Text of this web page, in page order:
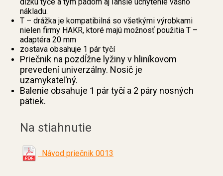
dĺžku tyče a tým pádom aj ľahšie uchytenie vášho
nákladu.
T – drážka je kompatibilná so všetkými výrobkami
nielen firmy HAKR, ktoré majú možnosť použitia T –
adaptéra 20 mm
zostava obsahuje 1 pár tyčí
Priečnik na pozdĺžne lyžiny v hliníkovom
prevedení univerzálny. Nosič je
uzamykateľný.
Balenie obsahuje 1 pár tyčí a 2 páry nosných
pätiek.
Na stiahnutie
Návod priečnik 0013